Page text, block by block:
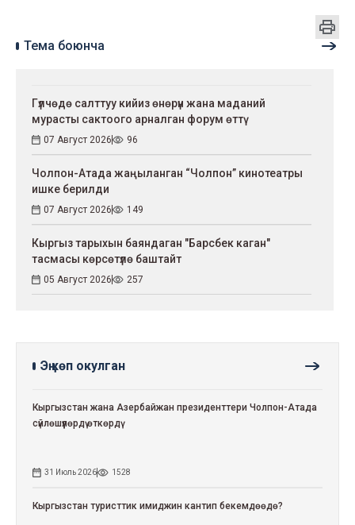
Тема боюнча
Гүлчөдө салттуу кийиз өнөрүн жана маданий
мурасты сактоого арналган форум өттү
07 Август 2026 96
Чолпон-Атада жаңыланган “Чолпон” кинотеатры
ишке берилди
07 Август 2026 149
Кыргыз тарыхын баяндаган "Барсбек каган"
тасмасы көрсөтүлө баштайт
05 Август 2026 257
Эң көп окулган
Кыргызстан жана Азербайжан президенттери Чолпон-Атада
сүйлөшүүлөрдү өткөрдү
31 Июль 2026 1528
Кыргызстан туристтик имиджин кантип бекемдөөдө?